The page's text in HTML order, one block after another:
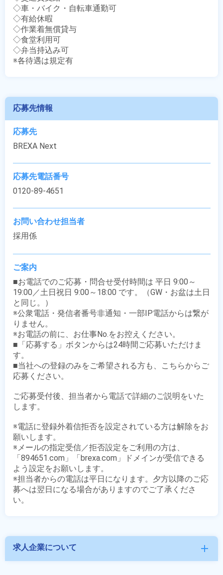
◇車・バイク・自転車通勤可
◇有給休暇
◇作業着無償貸与
◇食堂利用可
◇弁当持込み可
※各待遇は規定有
応募先情報
応募先
BREXA Next
応募先電話番号
0120-89-4651
お問い合わせ担当者
採用係
ご案内
■お電話でのご応募・問合せ受付時間は 平日 9:00～
19:00／土日祝日 9:00～18:00 です。（GW・お盆は土日
と同じ。）
※公衆電話・発信者番号非通知・一部IP電話からは繋が
りません。
※お電話の前に、お仕事No.をお控えください。
■「応募する」ボタンからは24時間ご応募いただけま
す。
■当社への登録のみをご希望される方も、こちらからご
応募ください。
ご応募受付後、担当者から電話で詳細のご説明をいた
します。
※電話に登録外着信拒否を設定されている方は解除をお
願いします。
※メールの指定受信／拒否設定をご利用の方は、
「894651.com」「brexa.com」ドメインが受信できる
よう設定をお願いします。
※担当者からの電話は平日になります。夕方以降のご応
募へは翌日になる場合がありますのでご了承くださ
求人企業について add